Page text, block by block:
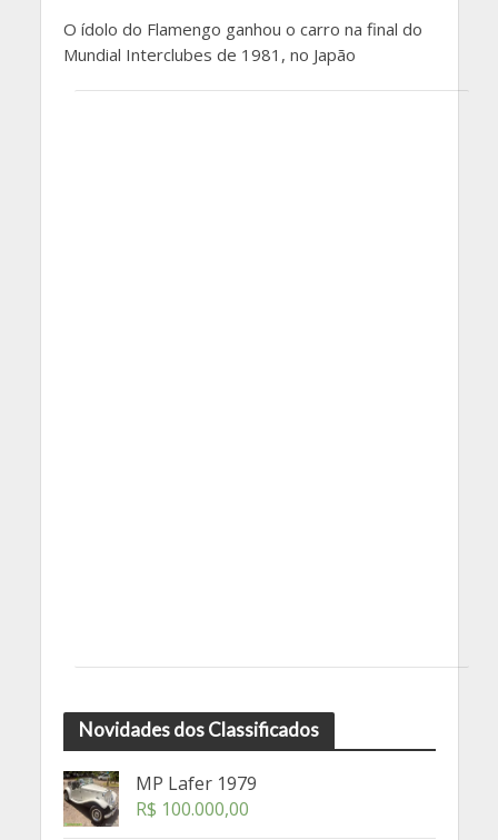
O ídolo do Flamengo ganhou o carro na final do
Mundial Interclubes de 1981, no Japão
Novidades dos Classificados
MP Lafer 1979
R$ 100.000,00